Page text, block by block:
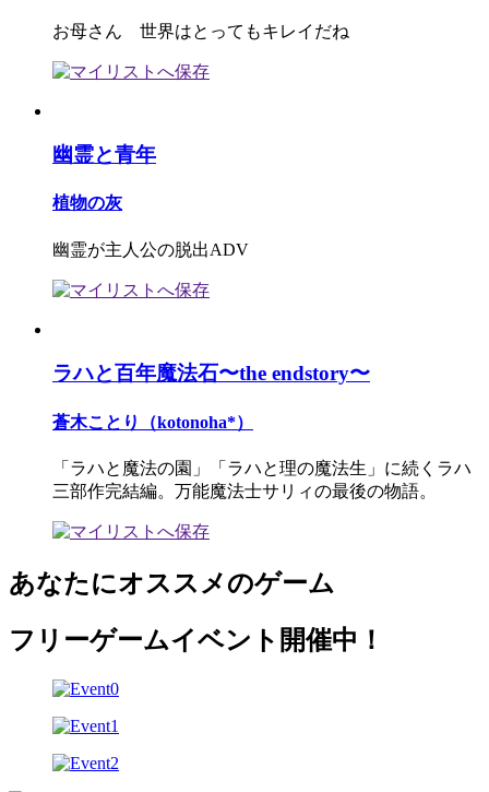
お母さん 世界はとってもキレイだね
幽霊と青年
植物の灰
幽霊が主人公の脱出ADV
ラハと百年魔法石〜the endstory〜
蒼木ことり（kotonoha*）
「ラハと魔法の園」「ラハと理の魔法生」に続くラハ
三部作完結編。万能魔法士サリィの最後の物語。
あなたにオススメのゲーム
フリーゲームイベント開催中！